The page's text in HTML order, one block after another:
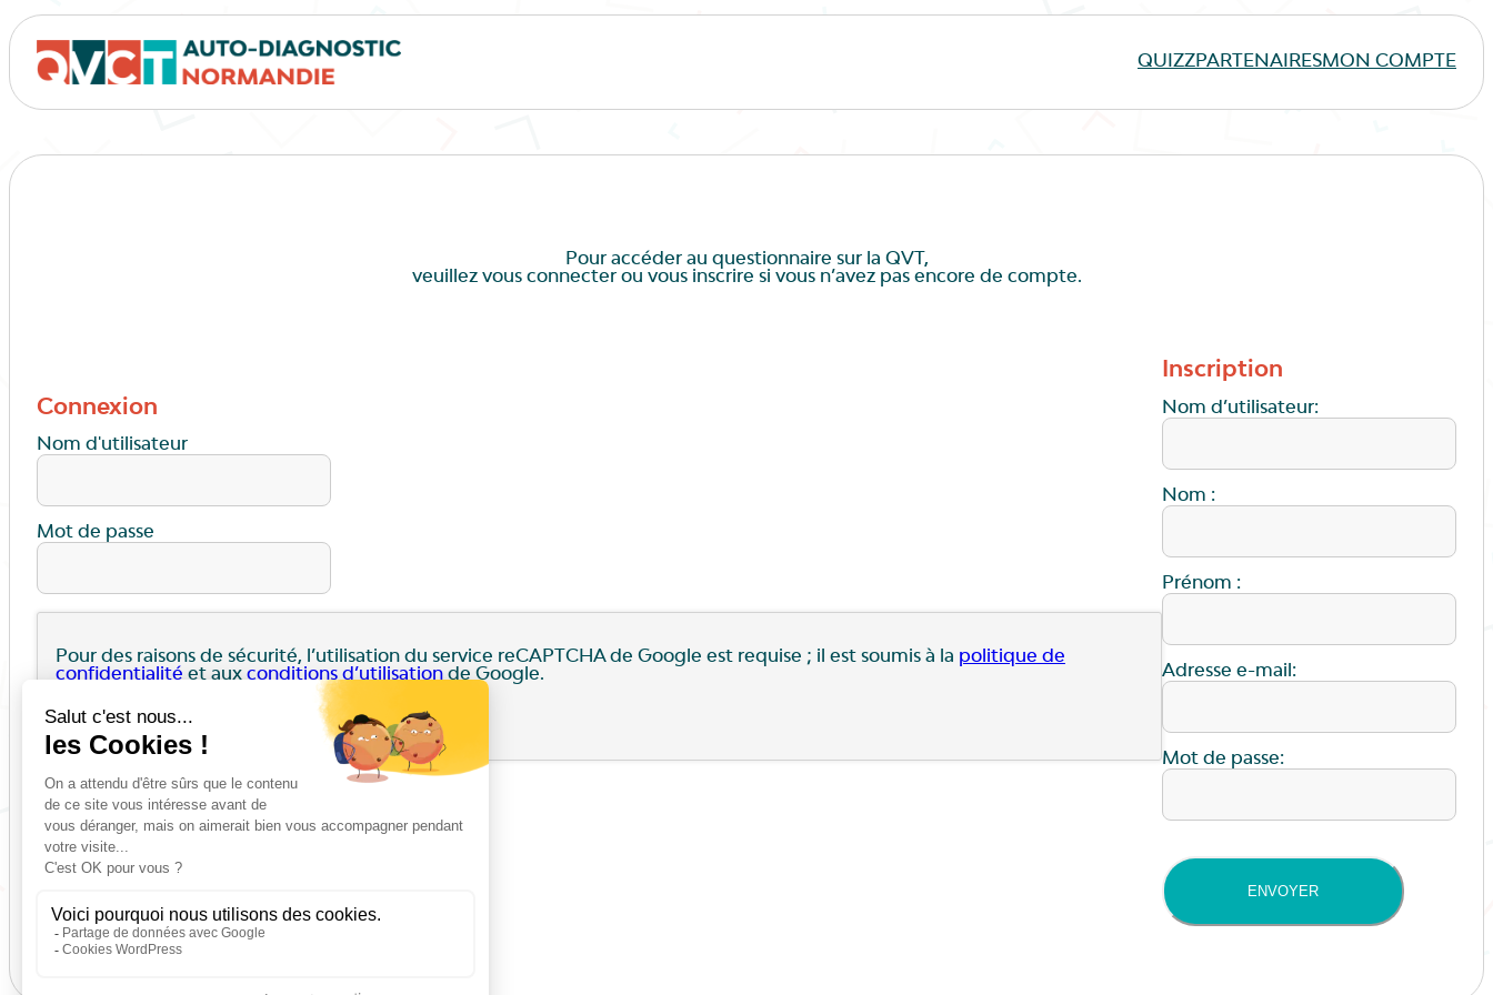
QUIZZPARTENAIRESMON COMPTE
Pour accéder au questionnaire sur la QVT,
veuillez vous connecter ou vous inscrire si vous n’avez pas encore de compte.
Connexion
Nom d'utilisateur
Mot de passe
Pour des raisons de sécurité, l’utilisation du service reCAPTCHA de Google est requise ; il est soumis à la politique de
confidentialitéet auxconditions d’utilisationde Google.
I agree to these terms (required).
Se souvenir de moi
Inscription
Nom d’utilisateur:
Nom :
Prénom :
Adresse e-mail:
Mot de passe:
ENVOYER